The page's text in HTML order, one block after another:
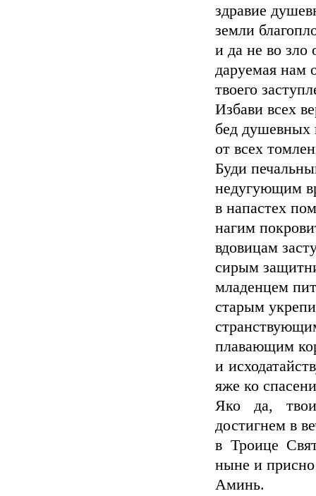
здравие
земли
и да не во зло
даруемая нам
твоего
Избави всех
бед душевных
от всех
Буди
недугующим
в напастех
нагим
вдовицам
сирым
младенцем
старым
плавающим
и
яже ко
Яко да,
достигнем в
в Троице
ныне и присно
Аминь.